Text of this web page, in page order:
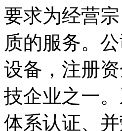
要求为经营
质的服务。
设备，注册
技企业之一
体系认证、